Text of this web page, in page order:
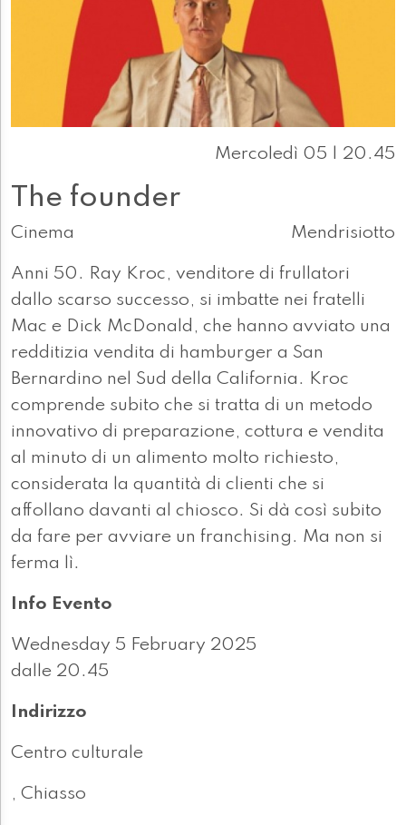
Mercoledì 05 | 20.45
The founder
Cinema Mendrisiotto
Anni 50. Ray Kroc, venditore di frullatori
dallo scarso successo, si imbatte nei fratelli
Mac e Dick McDonald, che hanno avviato una
redditizia vendita di hamburger a San
Bernardino nel Sud della California. Kroc
comprende subito che si tratta di un metodo
innovativo di preparazione, cottura e vendita
al minuto di un alimento molto richiesto,
considerata la quantità di clienti che si
affollano davanti al chiosco. Si dà così subito
da fare per avviare un franchising. Ma non si
ferma lì.
Info Evento
Wednesday 5 February 2025
dalle 20.45
Indirizzo
Centro culturale
, Chiasso